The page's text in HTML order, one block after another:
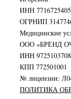
ИНН
ОГРНИП
Медицинские
ООО «БРЕНД
ИНН 9725103708
КПП 772501001
№ лицензии:
ПОЛИТИКА